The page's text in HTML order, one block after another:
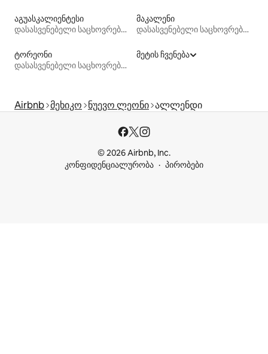
აგუასკალიენტესი
დასასვენებელი საცხოვრებლები
მაკალენი
დასასვენებელი საცხოვრებლები
ტორეონი
დასასვენებელი საცხოვრებლები
მეტის ჩვენება
Airbnb მეხიკო ნუევო ლეონი ალლენდი
© 2026 Airbnb, Inc.
კონფიდენციალურობა
პირობები